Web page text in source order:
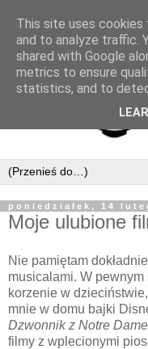
poniedziałek, 14
Moje ulubione
Nie pamiętam
musicalami. W
korzenie w
mnie w domu bajki
Dzwonnik z Notre Dame
filmy z wplecionymi
This site uses
and to analyze traffic.
shared with Google
metrics to ensure
statistics, and to